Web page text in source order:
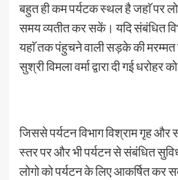
बहुत ही कम पर्यटक स्थल है जहाॅ पर
समय व्यतीत कर सकें। यदि संबंधित
यहाॅ तक पंहुचने वाली सड़के की मरम्मत
सुश्री विमला वर्मा द्वारा दी गई धरोहर
जिससे पर्यटन विभाग विश्राम गृह
स्तर पर और भी पर्यटन से संबंधित
लोगो को पर्यटन के लिए आकर्षित कर